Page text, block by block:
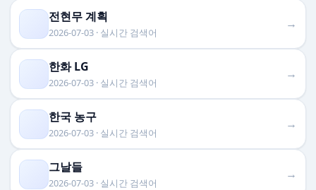
전현무 계획
2026-07-03 · 실시간 검색어
→
한화 LG
2026-07-03 · 실시간 검색어
→
한국 농구
2026-07-03 · 실시간 검색어
→
그날들
2026-07-03 · 실시간 검색어
→